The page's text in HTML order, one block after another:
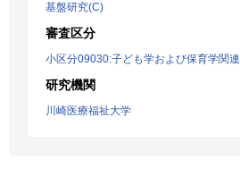
基盤研究(C)
審査区分
小区分09030:子ども学および保育学関連
研究機関
川崎医療福祉大学